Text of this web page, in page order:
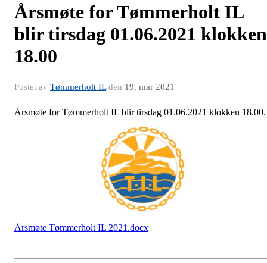
Årsmøte for Tømmerholt IL
blir tirsdag 01.06.2021 klokken
18.00
Postet av Tømmerholt ILden 19. mar 2021
Årsmøte for Tømmerholt IL blir tirsdag 01.06.2021 klokken 18.00.
Årsmøte Tømmerholt IL 2021.docx